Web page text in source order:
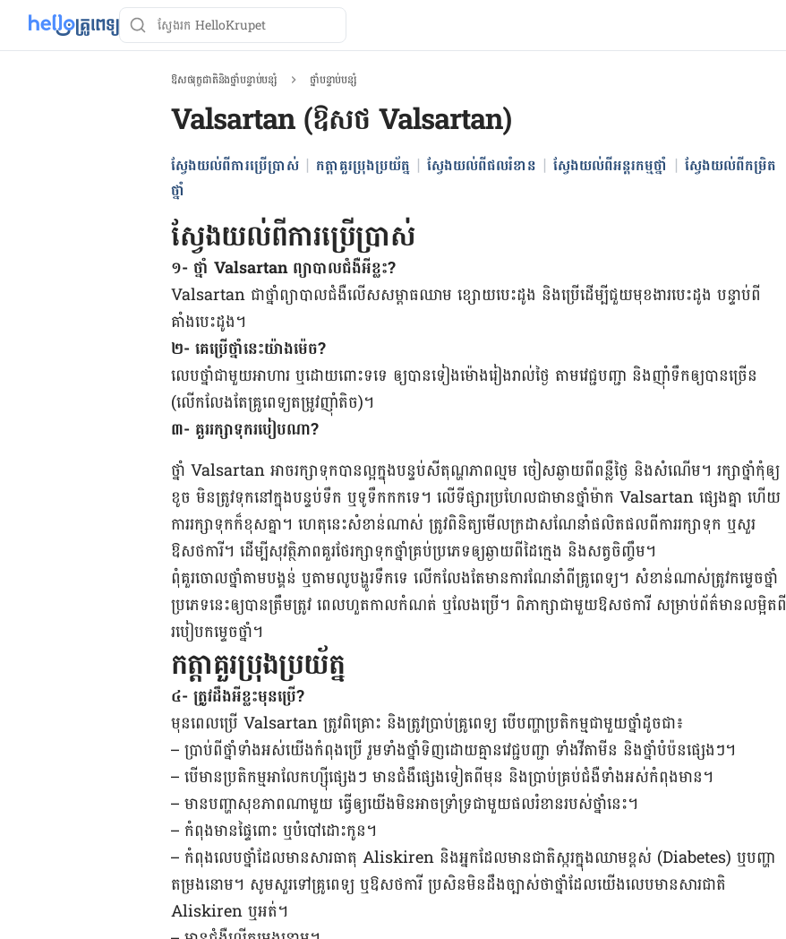
ឱសថរុក្ខជាតិនិងថ្នាំបន្ទាប់បន្សំ ថ្នាំបន្ទាប់បន្សំ
Valsartan (ឱសថ Valsartan)
ស្វែងយល់ពីការប្រើប្រាស់ កត្តាគួរប្រុងប្រយ័ត្ន ស្វែងយល់ពីផលរំខាន ស្វែងយល់ពីអន្តរកម្មថ្នាំ
ស្វែងយល់ពីកម្រិត
ថ្នាំ
ស្វែងយល់ពីការប្រើប្រាស់
១- ថ្នាំ Valsartan ព្យាបាលជំងឺអីខ្លះ?
Valsartan ជា​ថ្នាំ​ព្យាបាល​ជំងឺ​លើស​សម្ពាធ​ឈាម ខ្សោយបេះដូង និង​ប្រើ​ដើម្បី​ជួយ​មុខងារ​បេះដូង​ បន្ទាប់​ពី​
គាំងបេះដូង។
២- គេប្រើថ្នាំ​នេះយ៉ាងម៉េច?
លេបថ្នាំ​ជាមួយ​អាហារ ឬ​ដោយ​ពោះ​ទទេ ឲ្យ​បាន​ទៀង​ម៉ោង​រៀង​រាល់​ថ្ងៃ តាម​វេជ្ជបញ្ជា និង​ញ៉ាំ​ទឹក​ឲ្យ​បាន​ច្រើន
(លើក​លែង​តែគ្រូពេទ្យ​តម្រូវ​ញ៉ាំ​តិច)។
៣- គួរ​រក្សា​ទុក​របៀប​ណា?
ថ្នាំ Valsartan អាច​រក្សា​ទុក​បាន​ល្អ​ក្នុង​បន្ទប់​សីតុណ្ហភាព​ល្មម​ ចៀស​ឆ្ងាយ​ពី​ពន្លឺ​ថ្ងៃ និង​សំណើម។ រក្សា​ថ្នាំ​កុំ​ឲ្យ​
ខូច មិន​ត្រូវ​ទុក​នៅ​ក្នុង​បន្ទប់​ទឹក ឬ​ទូ​ទឹកកក​ទេ។ លើ​ទីផ្សារ​ប្រហែល​ជា​មាន​ថ្នាំ​ម៉ាក Valsartan ផ្សេង​គ្នា ហើយ​
ការ​រក្សា​ទុក​ក៏​ខុសគ្នា។ ហេតុ​នេះ​សំខាន់​ណាស់ ​ត្រូវ​ពិនិត្យ​មើល​ក្រដាស​ណែនាំ​ផលិតផល​ពី​ការ​រក្សា​ទុក​ ឬ​សួរ​
ឱសថការី។ ដើម្បី​សុវត្ថិភាព​គួរ​ថែ​រក្សា​ទុក​ថ្នាំ​គ្រប់​ប្រភេទ​ឲ្យ​ឆ្ងាយ​ពី​ដៃ​ក្មេង ​និង​សត្វ​ចិញ្ចឹម។
ពុំ​គួរ​ចោល​ថ្នាំតាម​បង្គន់ ​ឬតាម​លូ​បង្ហូរ​ទឹក​ទេ​ លើក​លែង​តែ​មាន​ការ​ណែនាំ​ពី​គ្រូពេទ្យ។ សំខាន់​ណាស់​ត្រូវ​កម្ទេច​ថ្នាំ​
ប្រភេទ​នេះ​ឲ្យ​បាន​ត្រឹមត្រូវ​ ពេល​ហួត​កាល​កំណត់​ ឬ​លែង​​ប្រើ។ ពិភាក្សា​ជាមួយ​ឱសថការី​ សម្រាប់​ព័ត៌មាន​លម្អិតពី​
របៀប​កម្ទេច​ថ្នាំ។
កត្តាគួរប្រុងប្រយ័ត្ន
៤- ​​ត្រូវ​ដឹងអី​ខ្លះ​មុន​​ប្រើ?
មុន​ពេល​ប្រើ Valsartan ត្រូវ​ពិគ្រោះ និង​ត្រូវ​ប្រាប់​គ្រូ​ពេទ្យ​ ​បើ​បញ្ហា​ប្រតិកម្ម​ជាមួយ​ថ្នាំ​ដូចជា៖
– ប្រាប់ពី​ថ្នាំ​ទាំង​អស់​យើង​កំពុង​ប្រើ រួម​ទាំង​ថ្នាំ​ទិញ​ដោយ​គ្មាន​វេជ្ជបញ្ជា ទាំង​វីតាមីន និង​ថ្នាំ​បំប៉ន​ផ្សេងៗ។
– បើ​មាន​ប្រតិកម្ម​អាលែកហ្ស៊ី​ផ្សេងៗ មាន​ជំងឹ​ផ្សេង​ទៀត​​ពី​មុន និង​ប្រាប់​គ្រប់​ជំងឺ​ទាំង​អស់​កំពុង​មាន។
– មាន​បញ្ហា​សុខភាព​ណា​មួយ ​ធ្វើ​ឲ្យយើង​មិន​អាច​ទ្រាំ​ទ្រ​ជា​មួយ​ផល​រំខាន​របស់​ថ្នាំនេះ។
– កំពុង​មាន​ផ្ទៃ​ពោះ ឬ​​បំបៅ​ដោះ​កូន។
– កំពុង​លេបថ្នាំ​ដែលមាន​សារធាតុ Aliskiren និង​អ្នក​ដែល​មាន​ជាតិ​ស្ករ​ក្នុង​ឈាម​ខ្ពស់ (Diabetes) ឬ​បញ្ហា​
តម្រង​នោម។ សូម​សួរ​ទៅ​គ្រូពេទ្យ ឬ​ឱសថការី​ ប្រសិន​មិនដឹង​ច្បាស់​ថា​ថ្នាំដែលយើងលេប​មាន​សារជាតិ​
Aliskiren ឬអត់។​